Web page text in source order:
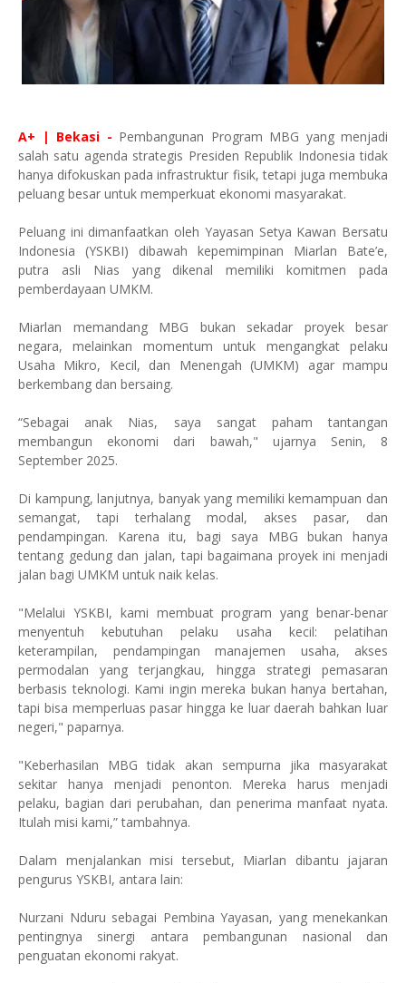
A+ | Bekasi - Pembangunan Program MBG yang menjadi
salah satu agenda strategis Presiden Republik Indonesia tidak
hanya difokuskan pada infrastruktur fisik, tetapi juga membuka
peluang besar untuk memperkuat ekonomi masyarakat.
Peluang ini dimanfaatkan oleh Yayasan Setya Kawan Bersatu
Indonesia (YSKBI) dibawah kepemimpinan Miarlan Bate’e,
putra asli Nias yang dikenal memiliki komitmen pada
pemberdayaan UMKM.
Miarlan memandang MBG bukan sekadar proyek besar
negara, melainkan momentum untuk mengangkat pelaku
Usaha Mikro, Kecil, dan Menengah (UMKM) agar mampu
berkembang dan bersaing.
“Sebagai anak Nias, saya sangat paham tantangan
membangun ekonomi dari bawah," ujarnya Senin, 8
September 2025.
Di kampung, lanjutnya, banyak yang memiliki kemampuan dan
semangat, tapi terhalang modal, akses pasar, dan
pendampingan. Karena itu, bagi saya MBG bukan hanya
tentang gedung dan jalan, tapi bagaimana proyek ini menjadi
jalan bagi UMKM untuk naik kelas.
"Melalui YSKBI, kami membuat program yang benar-benar
menyentuh kebutuhan pelaku usaha kecil: pelatihan
keterampilan, pendampingan manajemen usaha, akses
permodalan yang terjangkau, hingga strategi pemasaran
berbasis teknologi. Kami ingin mereka bukan hanya bertahan,
tapi bisa memperluas pasar hingga ke luar daerah bahkan luar
negeri," paparnya.
"Keberhasilan MBG tidak akan sempurna jika masyarakat
sekitar hanya menjadi penonton. Mereka harus menjadi
pelaku, bagian dari perubahan, dan penerima manfaat nyata.
Itulah misi kami,” tambahnya.
Dalam menjalankan misi tersebut, Miarlan dibantu jajaran
pengurus YSKBI, antara lain:
Nurzani Nduru sebagai Pembina Yayasan, yang menekankan
pentingnya sinergi antara pembangunan nasional dan
penguatan ekonomi rakyat.